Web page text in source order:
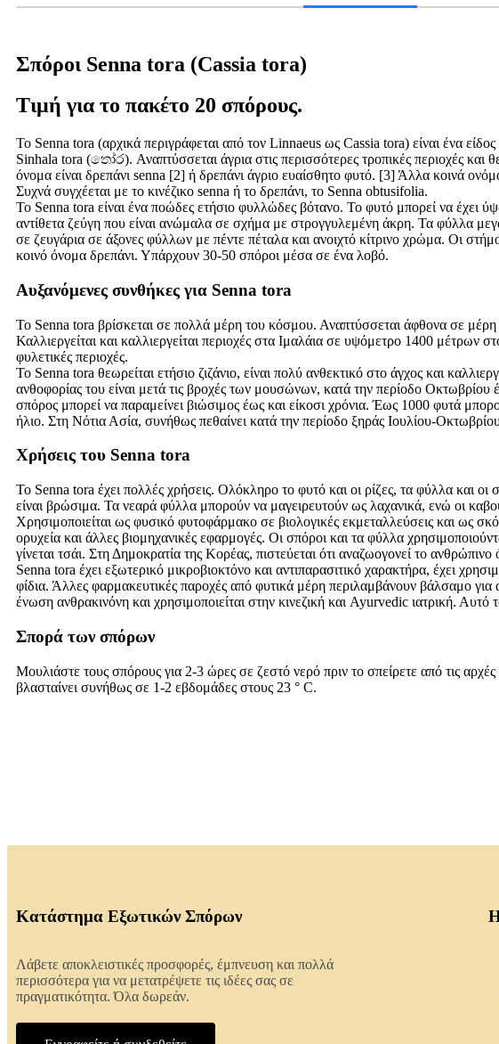
Σπόροι Senna tora (Cassia tora)
Τιμή για το πακέτο 20 σπόρους.
Το Senna tora (αρχικά περιγράφεται από τον Linnaeus ως Cassia tora) είναι ένα
Sinhala tora (තෝර). Αναπτύσσεται άγρια ​​στις περισσότερες τροπικές περιοχές και
όνομα είναι δρεπάνι senna [2] ή δρεπάνι άγριο ευαίσθητο φυτό. [3] Άλλα κοινά
Συχνά συγχέεται με το κινέζικο senna ή το δρεπάνι, το Senna obtusifolia.
Το Senna tora είναι ένα ποώδες ετήσιο φυλλώδες βότανο. Το φυτό μπορεί να έχει
αντίθετα ζεύγη που είναι ανώμαλα σε σχήμα με στρογγυλεμένη άκρη. Τα φύλλα
σε ζευγάρια σε άξονες φύλλων με πέντε πέταλα και ανοιχτό κίτρινο χρώμα. Οι
κοινό όνομα δρεπάνι. Υπάρχουν 30-50 σπόροι μέσα σε ένα λοβό.
Αυξανόμενες συνθήκες για Senna tora
Το Senna tora βρίσκεται σε πολλά μέρη του κόσμου. Αναπτύσσεται άφθονα σε
Καλλιεργείται και καλλιεργείται περιοχές στα Ιμαλάια σε υψόμετρο 1400 μέτρων
φυλετικές περιοχές.
Το Senna tora θεωρείται ετήσιο ζιζάνιο, είναι πολύ ανθεκτικό στο άγχος και
ανθοφορίας του είναι μετά τις βροχές των μουσώνων, κατά την περίοδο
σπόρος μπορεί να παραμείνει βιώσιμος έως και είκοσι χρόνια. Έως 1000 φυτά
ήλιο. Στη Νότια Ασία, συνήθως πεθαίνει κατά την περίοδο ξηράς Ιουλίου-
Χρήσεις του Senna tora
Το Senna tora έχει πολλές χρήσεις. Ολόκληρο το φυτό και οι ρίζες, τα φύλλα και οι
είναι βρώσιμα. Τα νεαρά φύλλα μπορούν να μαγειρευτούν ως λαχανικά, ενώ οι
Χρησιμοποιείται ως φυσικό φυτοφάρμακο σε βιολογικές εκμεταλλεύσεις και ως
ορυχεία και άλλες βιομηχανικές εφαρμογές. Οι σπόροι και τα φύλλα
γίνεται τσάι. Στη Δημοκρατία της Κορέας, πιστεύεται ότι αναζωογονεί το
Senna tora έχει εξωτερικό μικροβιοκτόνο και αντιπαρασιτικό χαρακτήρα, έχει
φίδια. Άλλες φαρμακευτικές παροχές από φυτικά μέρη περιλαμβάνουν βάλσαμο
ένωση ανθρακινόνη και χρησιμοποιείται στην κινεζική και Ayurvedic ιατρική.
Σπορά των σπόρων
Μουλιάστε τους σπόρους για 2-3 ώρες σε ζεστό νερό πριν το σπείρετε από τις
βλασταίνει συνήθως σε 1-2 εβδομάδες στους 23 ° C.
Κατάστημα Εξωτικών Σπόρων
Λάβετε αποκλειστικές προσφορές, έμπνευση και πολλά
περισσότερα για να μετατρέψετε τις ιδέες σας σε
πραγματικότητα. Όλα δωρεάν.